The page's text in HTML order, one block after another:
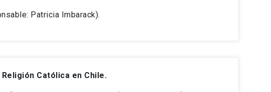
Patricia Imbarack).
Católica en Chile.